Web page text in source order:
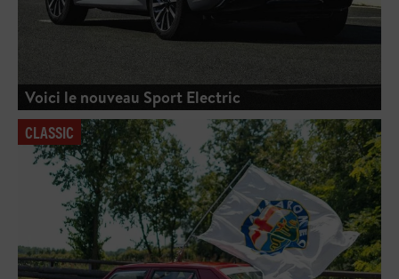
Voici le nouveau Sport Electric
CLASSIC